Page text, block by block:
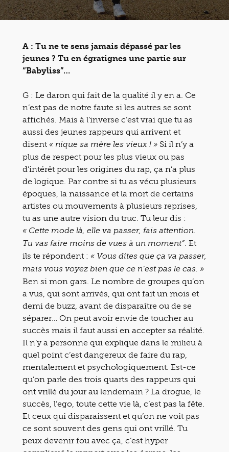
A : Tu ne te sens jamais dépassé par les
jeunes ? Tu en égratignes une partie sur
“Babyliss”…
G : Le daron qui fait de la qualité il y en a. Ce
n’est pas de notre faute si les autres se sont
affichés. Mais à l’inverse c’est vrai que tu as
aussi des jeunes rappeurs qui arrivent et
disent « nique sa mère les vieux ! » Si il n’y a
plus de respect pour les plus vieux ou pas
d’intérêt pour les origines du rap, ça n’a plus
de logique. Par contre si tu as vécu plusieurs
époques, la naissance et la mort de certains
artistes ou mouvements à plusieurs reprises,
tu as une autre vision du truc. Tu leur dis :
« Cette mode là, elle va passer, fais attention.
Tu vas faire moins de vues à un moment” . Et
ils te répondent : « Vous dites que ça va passer,
mais vous voyez bien que ce n’est pas le cas. »
Ben si mon gars. Le nombre de groupes qu’on
a vus, qui sont arrivés, qui ont fait un mois et
demi de buzz, avant de disparaître ou de se
séparer… On peut avoir envie de toucher au
succès mais il faut aussi en accepter sa réalité.
Il n’y a personne qui explique dans le milieu à
quel point c’est dangereux de faire du rap,
mentalement et psychologiquement. Est-ce
qu’on parle des trois quarts des rappeurs qui
ont vrillé du jour au lendemain ? La drogue, le
succès, l’ego, toute cette vie là, c’est pas la fête.
Et ceux qui disparaissent et qu’on ne voit pas
ce sont souvent des gens qui ont vrillé. Tu
peux devenir fou avec ça, c’est hyper